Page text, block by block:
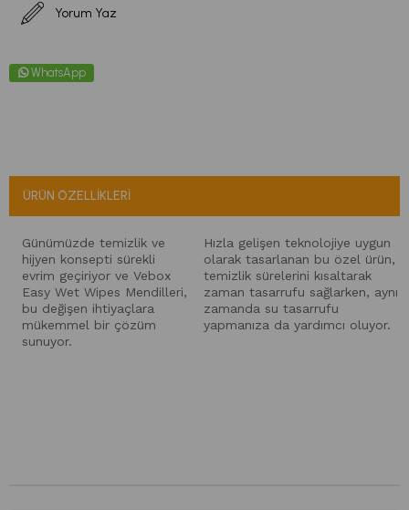
Yorum Yaz
WhatsApp
ÜRÜN ÖZELLIKLERI
Günümüzde temizlik ve
hijyen konsepti sürekli
evrim geçiriyor ve Vebox
Easy Wet Wipes Mendilleri,
bu değişen ihtiyaçlara
mükemmel bir çözüm
sunuyor.
Hızla gelişen teknolojiye uygun
olarak tasarlanan bu özel ürün,
temizlik sürelerini kısaltarak
zaman tasarrufu sağlarken, aynı
zamanda su tasarrufu
yapmanıza da yardımcı oluyor.